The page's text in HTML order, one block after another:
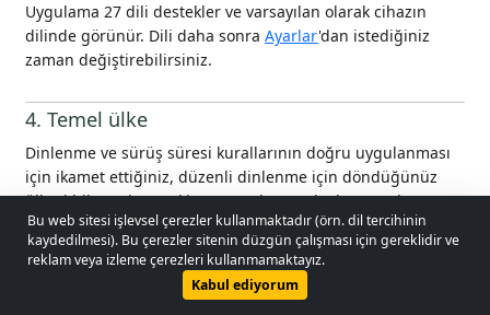
Uygulama 27 dili destekler ve varsayılan olarak cihazın
dilinde görünür. Dili daha sonraAyarlar'dan istediğiniz
zaman değiştirebilirsiniz.
4. Temel ülke
Dinlenme ve sürüş süresi kurallarının doğru uygulanması
için ikamet ettiğiniz, düzenli dinlenme için döndüğünüz
ülkeyi bilmemiz gerekir. Bu ayarlanana kadar uygulama
sürekli olarak ayarın yapılması gerektiğini hatırlatır.
© 2026 - Lobol Team• lobolteam@gmail.com
RegulationsGizlilik politikası
Bu web sitesi işlevsel çerezler kullanmaktadır (örn. dil tercihinin
kaydedilmesi). Bu çerezler sitenin düzgün çalışması için gereklidir ve
reklam veya izleme çerezleri kullanmamaktayız.
Kabul ediyorum